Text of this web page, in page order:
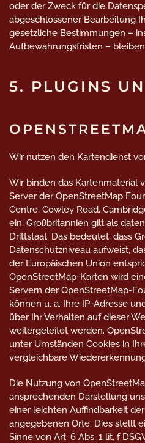
oder der Zweck für die
abgeschlossener Bearbeitung
gesetzliche Bestimmungen –
Aufbewahrungsfristen –
5. PLUGINS
Wir nutzen den Kartendienst
Wir binden das Kartenmaterial
Server der OpenStreetMap
Centre, Cowley Road,
ein. Großbritannien gilt als
Drittstaat. Das bedeutet, dass
Datenschutzniveau aufweist,
der Europäischen Union
OpenStreetMap-Karten wird
Servern der OpenStreetMap-
können u. a. Ihre IP-Adresse
über Ihr Verhalten auf dieser
weitergeleitet werden.
unter Umständen Cookies in
vergleichbare
Die Nutzung von
ansprechenden Darstellung
einer leichten Auffindbarkeit
angegebenen Orte. Dies stellt
Sinne von Art. 6 Abs. 1 lit. f